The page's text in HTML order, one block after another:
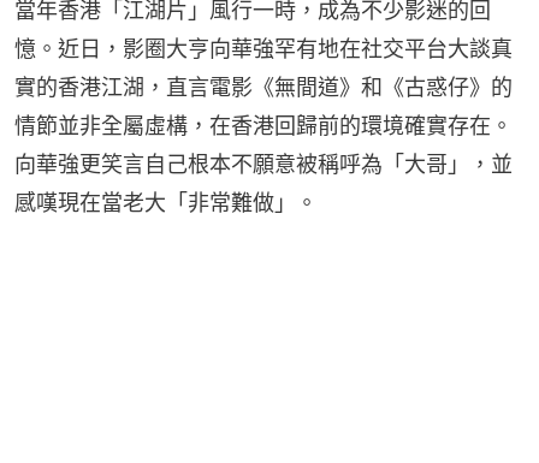
當年香港「江湖片」風行一時，成為不少影迷的回
憶。近日，影圈大亨向華強罕有地在社交平台大談真
實的香港江湖，直言電影《無間道》和《古惑仔》的
情節並非全屬虛構，在香港回歸前的環境確實存在。
向華強更笑言自己根本不願意被稱呼為「大哥」，並
感嘆現在當老大「非常難做」。